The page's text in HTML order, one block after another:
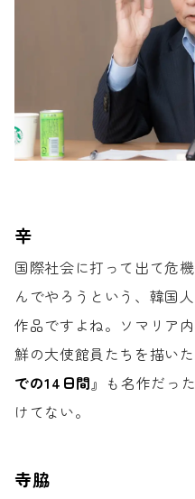
辛
国際社会に打って出て危
んでやろうという、 韓国
作品ですよね。 ソマリア
鮮の大使館員たちを描いた
での14日間』も名作だっ
けてない。
寺脇